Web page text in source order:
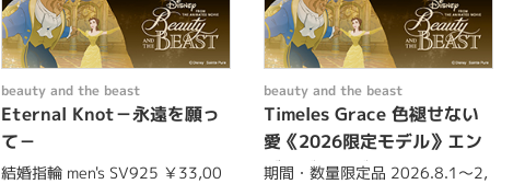
beauty and the beast
Eternal Knot－永遠を願っ
て－
結婚指輪 men's SV925 ￥33,00
beauty and the beast
Timeles Grace 色褪せない
愛《2026限定モデル》エン
ゲージリング
期間・数量限定品 2026.8.1～2,